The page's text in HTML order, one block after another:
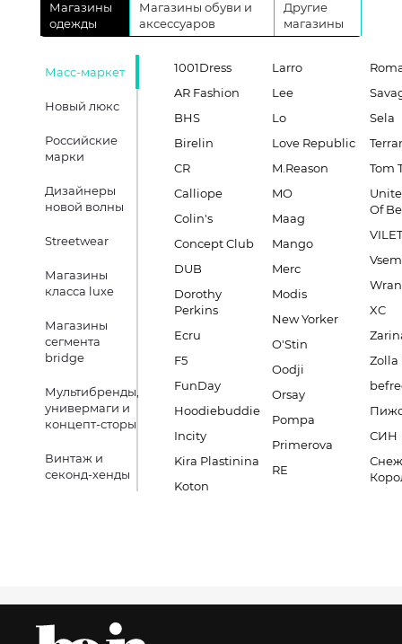
Магазины
одежды
Магазины обуви и
аксессуаров
Другие
магазины
Масс-маркет
Новый люкс
Российские
марки
Дизайнеры
новой волны
Streetwear
Магазины
класса luxe
Магазины
сегмента
bridge
Мультибренды,
универмаги и
концепт-сторы
Винтаж и
секонд-хенды
1001Dress
AR Fashion
BHS
Birelin
CR
Calliope
Colin's
Concept Club
DUB
Dorothy
Perkins
Ecru
F5
FunDay
Hoodiebuddie
Incity
Kira Plastinina
Koton
Larro
Lee
Lo
Love Republic
M.Reason
MO
Maag
Mango
Merc
Modis
New Yorker
O'Stin
Oodji
Orsay
Pompa
Primerova
RE
Sela
Tom
Of
VILET
XC
Zolla
СИН